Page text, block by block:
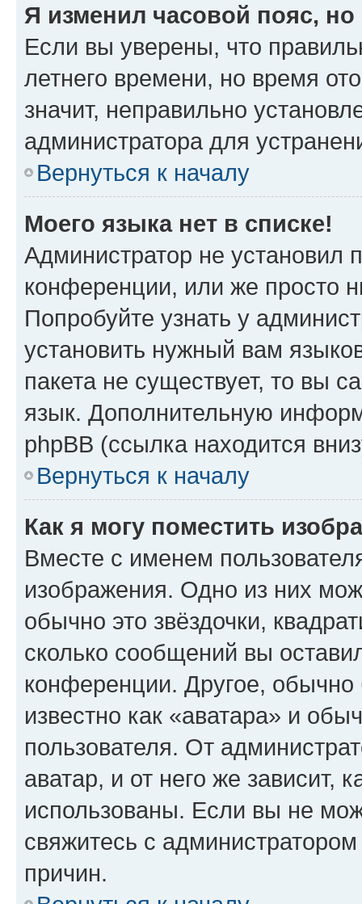
Я изменил часовой пояс,
Если вы уверены, что
летнего времени, но время
значит, неправильно
администратора для
Вернуться к началу
Моего языка нет в списке!
Администратор не установил
конференции, или же просто
Попробуйте узнать у
установить нужный вам
пакета не существует, то вы
язык. Дополнительную
phpBB (ссылка находится
Вернуться к началу
Как я могу поместить
Вместе с именем
изображения. Одно из них
обычно это звёздочки,
сколько сообщений вы
конференции. Другое,
известно как «аватара» и
пользователя. От
аватар, и от него же зависит,
использованы. Если вы не
свяжитесь с
причин.